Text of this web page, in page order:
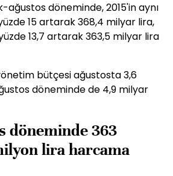
döneminde, 2015'in aynı
15 artarak 368,4 milyar lira,
13,7 artarak 363,5 milyar lira
bütçesi ağustosta 3,6
döneminde de 4,9 milyar
döneminde 363
lira harcama